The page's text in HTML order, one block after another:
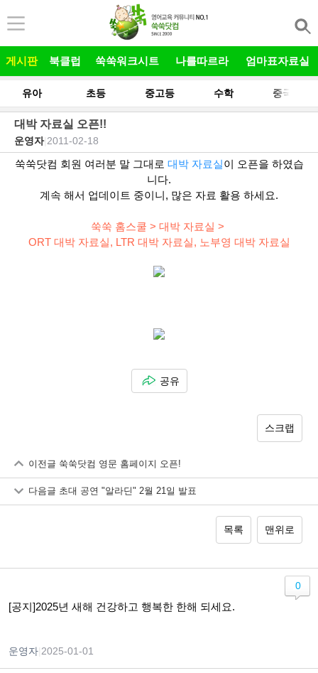
게시판 북클럽 쑥쑥워크시트 나를따르라 엄마표자료실
유아 초등 중고등 수학 중국어
대박 자료실 오픈!!
운영자| 2011-02-18
쑥쑥닷컴 회원 여러분 말 그대로 대박 자료실이 오픈을 하였습
니다.
계속 해서 업데이트 중이니, 많은 자료 활용 하세요.
쑥쑥 홈스쿨 > 대박 자료실 >
ORT 대박 자료실, LTR 대박 자료실, 노부영 대박 자료실
공유
스크랩
이전글 쑥쑥닷컴 영문 홈페이지 오픈!
다음글 초대 공연 "알라딘" 2월 21일 발표
목록 맨위로
[공지]2025년 새해 건강하고 행복한 한해 되세요.
운영자 2025-01-01
0